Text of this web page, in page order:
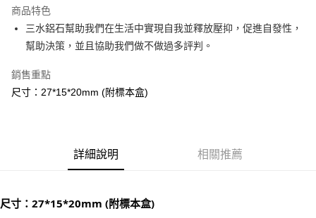
Apple Pay
街口支付
悠遊付
7-11取貨付款
商品特色
三水鋁石幫助我們在生活中實現自我並釋放壓抑，促進自發性，
幫助決策，並且協助我們做不做過多評判。
銷售重點
尺寸：27*15*20mm (附標本盒)
詳細說明 相關推薦
尺寸：27*15*20mm (附標本盒)